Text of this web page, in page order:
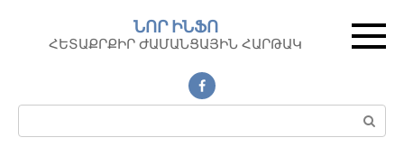
контенту
ՆՈՐ ԻՆՖՈ
ՀԵՏԱՔՐՔԻՐ ԺԱՄԱՆՑԱՅԻՆ ՀԱՐԹԱԿ
Поиск: